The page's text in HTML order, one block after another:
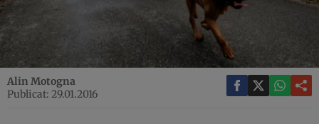
Alin Motogna
Publicat: 29.01.2016